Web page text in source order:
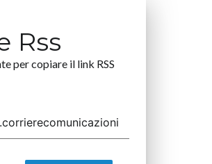
Rss
per copiare il link RSS